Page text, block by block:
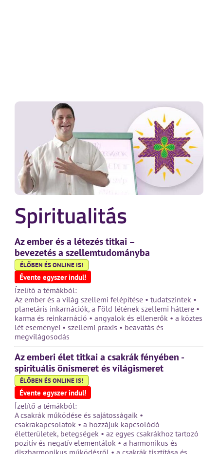
Spiritualitás
Az ember és a létezés titkai –
bevezetés a szellemtudományba
ÉLŐBEN ÉS ONLINE IS!
Évente egyszer indul!
Ízelítő a témákból:
Az ember és a világ szellemi felépítése • tudatszintek •
planetáris inkarnációk, a Föld létének szellemi háttere •
karma és reinkarnáció • angyalok és ellenerők • a köztes
lét eseményei • szellemi praxis • beavatás és
megvilágosodás
Az emberi élet titkai a csakrák fényében -
spirituális önismeret és világismeret
ÉLŐBEN ÉS ONLINE IS!
Évente egyszer indul!
Ízelítő a témákból:
A csakrák működése és sajátosságaik •
csakrakapcsolatok • a hozzájuk kapcsolódó
életterületek, betegségek • az egyes csakrákhoz tartozó
pozitív és negatív elementálok • a harmonikus és
diszharmonikus működésről • a csakrák tisztítása és